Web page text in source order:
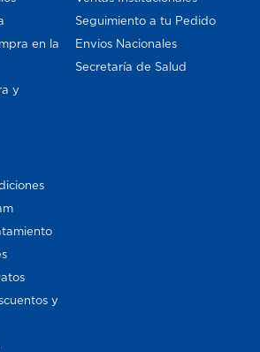
en la
y
Seguimiento a tu Pedido
Envios Nacionales
Secretaría de Salud
y